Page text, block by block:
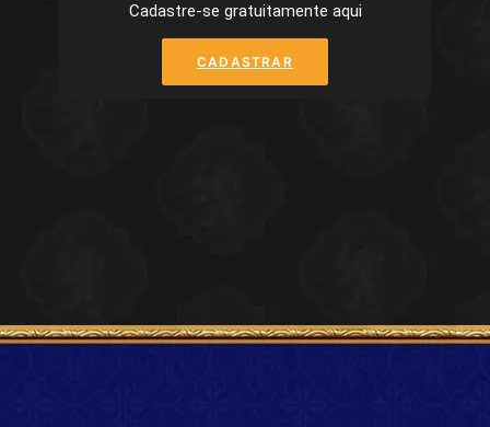
Cadastre-se gratuitamente aqui
CADASTRAR